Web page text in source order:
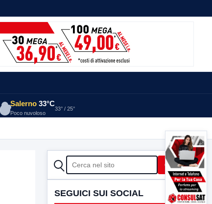
Salerno 33°C
Poco nuvoloso
33° / 25°
CERCA Cerca
SEGUICI SUI SOCIAL